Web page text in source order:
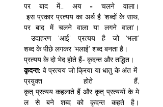
पर बाद में_ अय = चलने वाला।
इस प्रकार प्रत्यय का अर्थ है ‘शब्दों के साथ,
पर बाद में चलने वाला या लगने वाला’।
उदाहरण ‘आई’ प्रत्यय है जो ‘भला’
शब्द के पीछे लगकर ‘भलाई’ शब्द बनता है।
प्रत्यय के दो भेद होते हैं- कृदन्त और तद्धित।
कृदन्त: वे प्रत्यय जो क्रिया या धातु के अंत में
प्रयुक्त होते हैं,
कृत् प्रत्यय कहलाते हैं और कृत् प्रत्ययों के मे
ल से बने शब्द को कृदन्त कहते है।